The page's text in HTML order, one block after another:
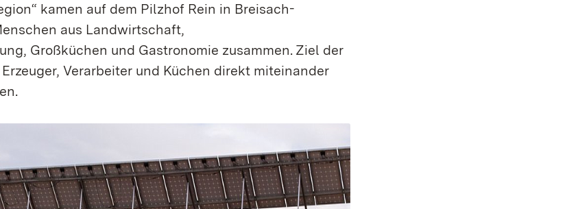
kamen auf dem Pilzhof Rein in Breisach-
aus Landwirtschaft,
Großküchen und Gastronomie zusammen. Ziel der
Verarbeiter und Küchen direkt miteinander